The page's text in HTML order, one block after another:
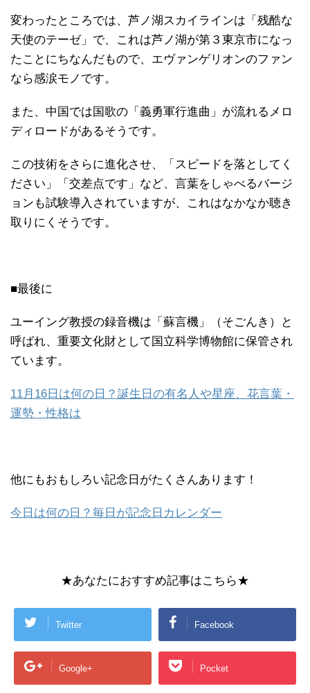
変わったところでは、芦ノ湖スカイラインは「残酷な
天使のテーゼ」で、これは芦ノ湖が第３東京市になっ
たことにちなんだもので、エヴァンゲリオンのファン
なら感涙モノです。
また、中国では国歌の「義勇軍行進曲」が流れるメロ
ディロードがあるそうです。
この技術をさらに進化させ、「スピードを落としてく
ださい」「交差点です」など、言葉をしゃべるバージ
ョンも試験導入されていますが、これはなかなか聴き
取りにくそうです。
■最後に
ユーイング教授の録音機は「蘇言機」（そごんき）と
呼ばれ、重要文化財として国立科学博物館に保管され
ています。
11月16日は何の日？誕生日の有名人や星座、花言葉・
運勢・性格は
他にもおもしろい記念日がたくさんあります！
今日は何の日？毎日が記念日カレンダー
★あなたにおすすめ記事はこちら★
Twitter Facebook
Google+ Pocket